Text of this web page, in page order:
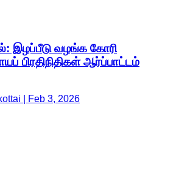
இழப்பீடு வழங்க கோரி
பிரதிநிதிகள் ஆர்ப்பாட்டம்
| Feb 3, 2026